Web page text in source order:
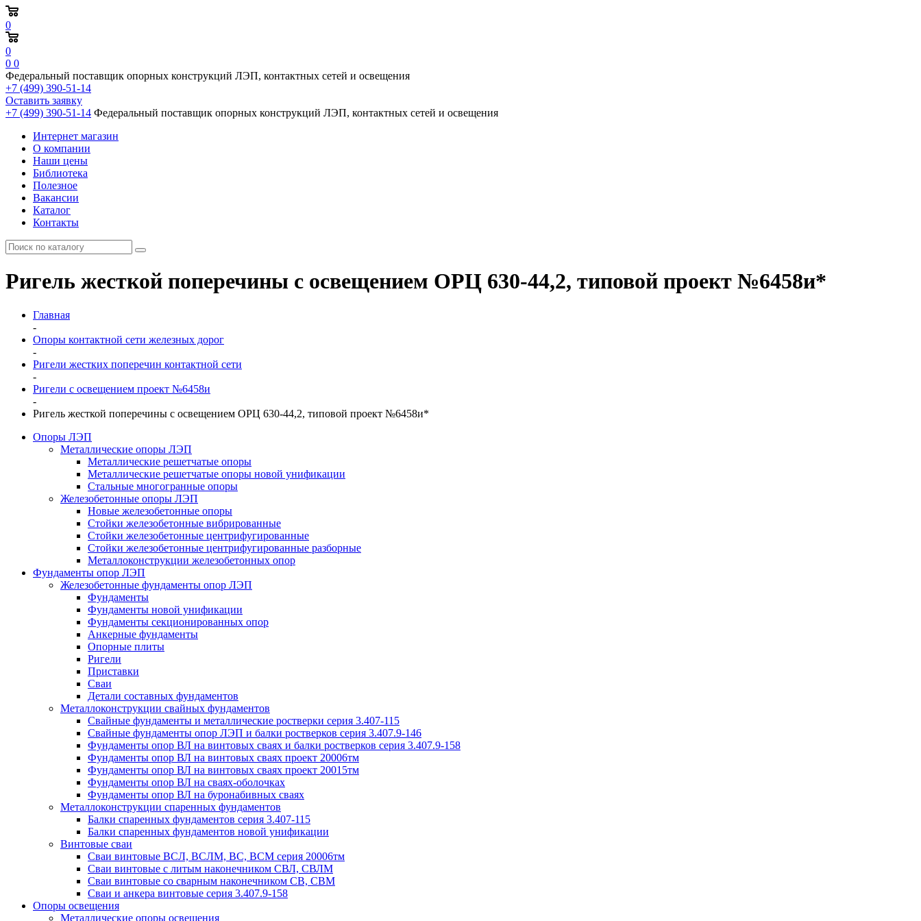
0
0
0 0
Федеральный поставщик опорных конструкций ЛЭП, контактных сетей и освещения
+7 (499) 390-51-14
Оставить заявку
+7 (499) 390-51-14 Федеральный поставщик опорных конструкций ЛЭП, контактных сетей и освещения
Интернет магазин
О компании
Наши цены
Библиотека
Полезное
Вакансии
Каталог
Контакты
Ригель жесткой поперечины с освещением ОРЦ 630-44,2, типовой проект №6458и*
Главная
-
Опоры контактной сети железных дорог
-
Ригели жестких поперечин контактной сети
-
Ригели с освещением проект №6458и
-
Ригель жесткой поперечины с освещением ОРЦ 630-44,2, типовой проект №6458и*
Опоры ЛЭП
Металлические опоры ЛЭП
Металлические решетчатые опоры
Металлические решетчатые опоры новой унификации
Стальные многогранные опоры
Железобетонные опоры ЛЭП
Новые железобетонные опоры
Стойки железобетонные вибрированные
Стойки железобетонные центрифугированные
Стойки железобетонные центрифугированные разборные
Металлоконструкции железобетонных опор
Фундаменты опор ЛЭП
Железобетонные фундаменты опор ЛЭП
Фундаменты
Фундаменты новой унификации
Фундаменты секционированных опор
Анкерные фундаменты
Опорные плиты
Ригели
Приставки
Сваи
Детали составных фундаментов
Металлоконструкции свайных фундаментов
Свайные фундаменты и металлические ростверки серия 3.407-115
Свайные фундаменты опор ЛЭП и балки ростверков серия 3.407.9-146
Фундаменты опор ВЛ на винтовых сваях и балки ростверков серия 3.407.9-158
Фундаменты опор ВЛ на винтовых сваях проект 20006тм
Фундаменты опор ВЛ на винтовых сваях проект 20015тм
Фундаменты опор ВЛ на сваях-оболочках
Фундаменты опор ВЛ на буронабивных сваях
Металлоконструкции спаренных фундаментов
Балки спаренных фундаментов серия 3.407-115
Балки спаренных фундаментов новой унификации
Винтовые сваи
Сваи винтовые ВСЛ, ВСЛМ, ВС, ВСМ серия 20006тм
Сваи винтовые с литым наконечником СВЛ, СВЛМ
Сваи винтовые со сварным наконечником СВ, СВМ
Сваи и анкера винтовые серия 3.407.9-158
Опоры освещения
Металлические опоры освещения